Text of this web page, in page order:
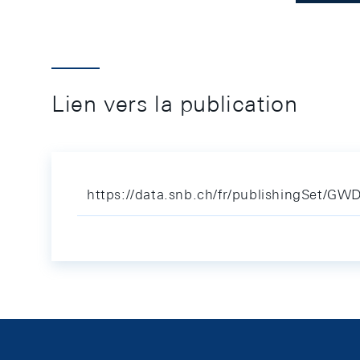
Lien vers la publication
https://data.snb.ch/fr/publishingSet/